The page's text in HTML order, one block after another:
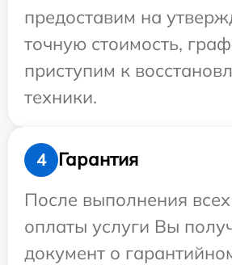
предоставим на
точную стоимость,
приступим к
техники.
4
Гарантия
После выполнения
оплаты услуги Вы
документ о